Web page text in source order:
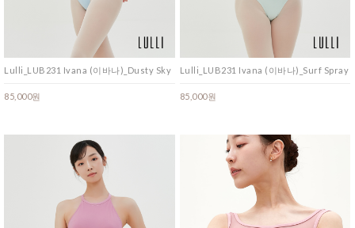
Lulli_LUB231 Ivana (이바나)_Dusty Sky
85,000원
Lulli_LUB231 Ivana (이바나)_Surf Spray
85,000원